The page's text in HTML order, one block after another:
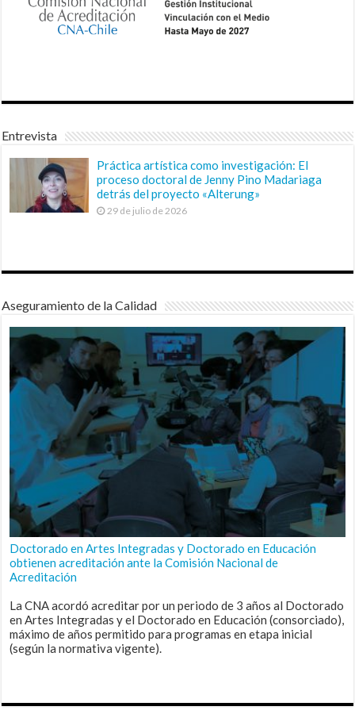
Entrevista
Práctica artística como investigación: El
proceso doctoral de Jenny Pino Madariaga
detrás del proyecto «Alterung»
29 de julio de 2026
Aseguramiento de la Calidad
Doctorado en Artes Integradas y Doctorado en Educación
obtienen acreditación ante la Comisión Nacional de
Acreditación
La CNA acordó acreditar por un periodo de 3 años al Doctorado
en Artes Integradas y el Doctorado en Educación (consorciado),
máximo de años permitido para programas en etapa inicial
(según la normativa vigente).